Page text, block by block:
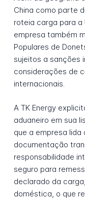
China como parte
roteia carga para a
empresa também
Populares de
sujeitos a sanções
considerações de
internacionais.
A TK Energy
aduaneiro em sua
que a empresa
documentação
responsabilidade
seguro para
declarado da
doméstica, o que